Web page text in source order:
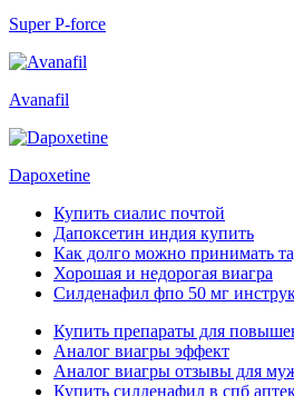
Super P-force
Avanafil
Dapoxetine
Купить сиалис почтой
Дапоксетин индия купить
Как долго можно принимать
Хорошая и недорогая виагра
Силденафил фпо 50 мг
Купить препараты для
Аналог виагры эффект
Аналог виагры отзывы для
Купить силденафил в спб